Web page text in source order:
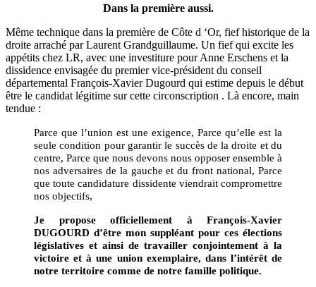
Dans la première aussi.
Même technique dans la première de Côte d ‘Or, fief historique de la
droite arraché par Laurent Grandguillaume. Un fief qui excite les
appétits chez LR, avec une investiture pour Anne Erschens et la
dissidence envisagée du premier vice-président du conseil
départemental François-Xavier Dugourd qui estime depuis le début
être le candidat légitime sur cette circonscription . Là encore, main
tendue :
Parce que l’union est une exigence, Parce qu’elle est la
seule condition pour garantir le succès de la droite et du
centre, Parce que nous devons nous opposer ensemble à
nos adversaires de la gauche et du front national, Parce
que toute candidature dissidente viendrait compromettre
nos objectifs,
Je propose officiellement à François-Xavier
DUGOURD d’être mon suppléant pour ces élections
législatives et ainsi de travailler conjointement à la
victoire et à une union exemplaire, dans l’intérêt de
notre territoire comme de notre famille politique.